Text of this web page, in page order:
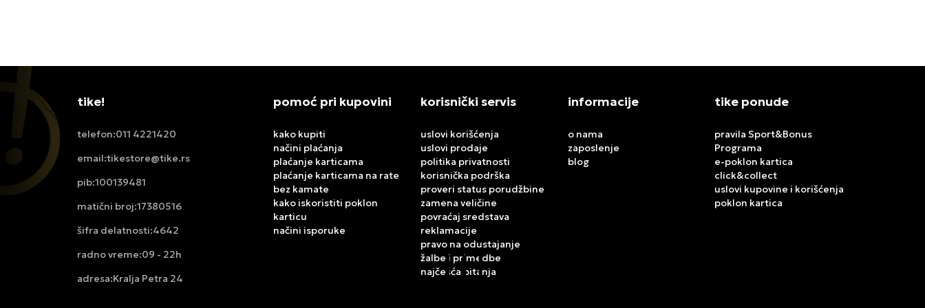
tike!
telefon:011 4221420
email:tikestore@tike.rs
pib:100139481
matični broj:17380516
šifra delatnosti:4642
radno vreme:09 - 22h
adresa:Kralja Petra 24
pomoć pri kupovini
kako kupiti
načini plaćanja
plaćanje karticama
plaćanje karticama na rate
bez kamate
kako iskoristiti poklon
karticu
načini isporuke
korisnički servis
uslovi korišćenja
uslovi prodaje
politika privatnosti
korisnička podrška
proveri status porudžbine
zamena veličine
povraćaj sredstava
reklamacije
pravo na odustajanje
žalbe i primedbe
najčešća pitanja
informacije
o nama
zaposlenje
blog
tike ponude
pravila Sport&Bonus
Programa
e-poklon kartica
click&collect
uslovi kupovine i korišćenja
poklon kartica